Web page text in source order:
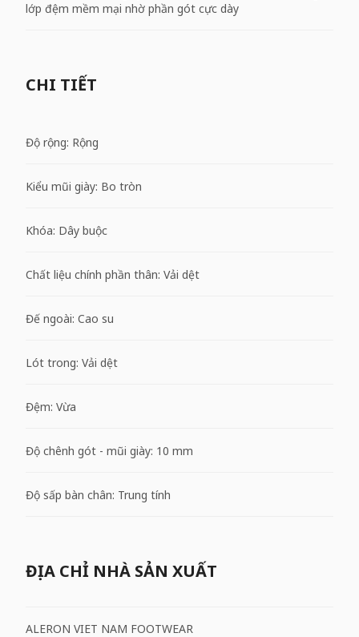
lớp đệm mềm mại nhờ phần gót cực dày
CHI TIẾT
Độ rộng: Rộng
Kiểu mũi giày: Bo tròn
Khóa: Dây buộc
Chất liệu chính phần thân: Vải dệt
Đế ngoài: Cao su
Lót trong: Vải dệt
Đệm: Vừa
Độ chênh gót - mũi giày: 10 mm
Độ sấp bàn chân: Trung tính
ĐỊA CHỈ NHÀ SẢN XUẤT
ALERON VIET NAM FOOTWEAR